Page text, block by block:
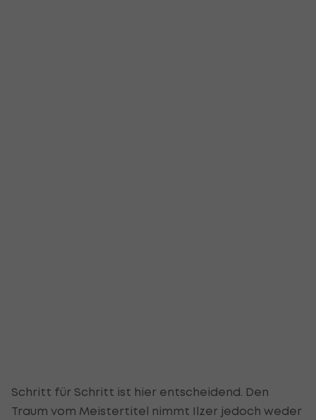
Schritt für Schritt ist hier entscheidend. Den
Traum vom Meistertitel nimmt Ilzer jedoch weder